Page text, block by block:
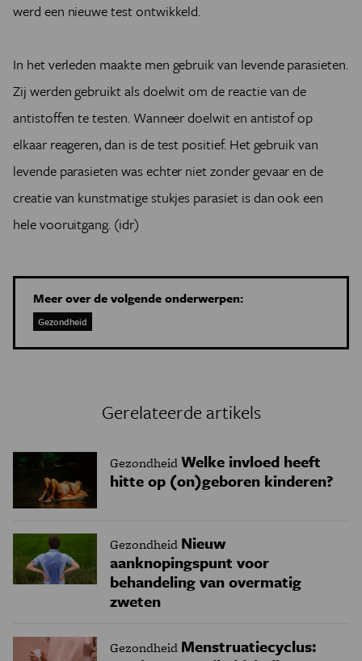
werd een nieuwe test ontwikkeld.
In het verleden maakte men gebruik van levende parasieten.
Zij werden gebruikt als doelwit om de reactie van de
antistoffen te testen. Wanneer doelwit en antistof op
elkaar reageren, dan is de test positief. Het gebruik van
levende parasieten was echter niet zonder gevaar en de
creatie van kunstmatige stukjes parasiet is dan ook een
hele vooruitgang. (idr)
Meer over de volgende onderwerpen:
Gezondheid
Gerelateerde artikels
GezondheidWelke invloed heeft
hitte op (on)geboren kinderen?
Gezondheid Nieuw
aanknopingspunt voor
behandeling van overmatig
zweten
Gezondheid Menstruatiecyclus: